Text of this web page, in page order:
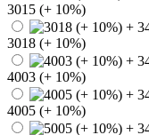
3015 (+ 10%)
3018 (+ 10%)
4003 (+ 10%)
4005 (+ 10%)